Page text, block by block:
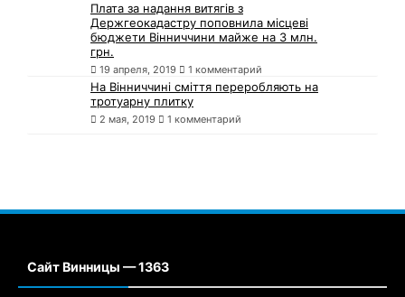
Плата за надання витягів з
Держгеокадастру поповнила місцеві
бюджети Вінниччини майже на 3 млн.
грн.
19 апреля, 2019 1 комментарий
На Вінниччині сміття переробляють на
тротуарну плитку
2 мая, 2019 1 комментарий
Сайт Винницы — 1363